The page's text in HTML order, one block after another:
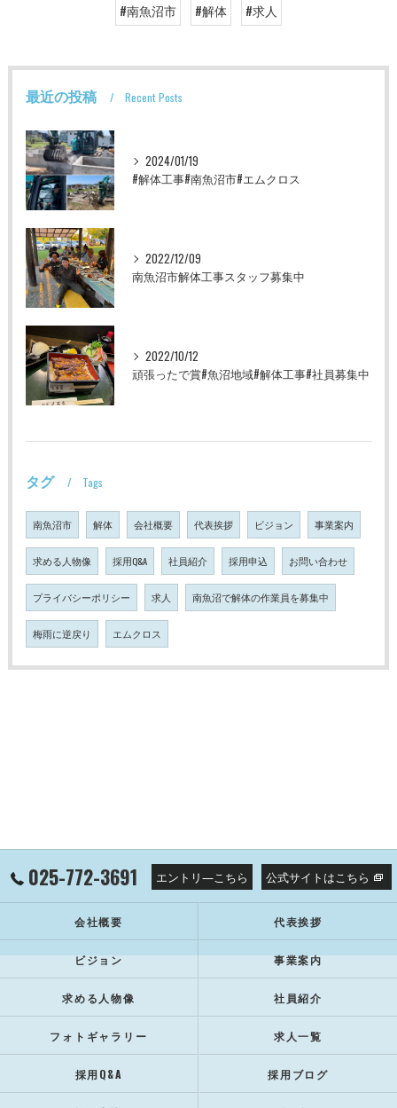
#南魚沼市 #解体 #求人
最近の投稿 Recent Posts
2024/01/19
#解体工事#南魚沼市#エムクロス
2022/12/09
南魚沼市解体工事スタッフ募集中
2022/10/12
頑張ったで賞#魚沼地域#解体工事#社員募集中
タグ Tags
南魚沼市 解体 会社概要 代表挨拶 ビジョン 事業案内
求める人物像 採用Q&A 社員紹介 採用申込 お問い合わせ
プライバシーポリシー 求人 南魚沼で解体の作業員を募集中
梅雨に逆戻り エムクロス
025-772-3691 エントリ―こちら 公式サイトはこちら
会社概要 代表挨拶
ビジョン 事業案内
求める人物像 社員紹介
フォトギャラリー 求人一覧
採用Q&A 採用ブログ